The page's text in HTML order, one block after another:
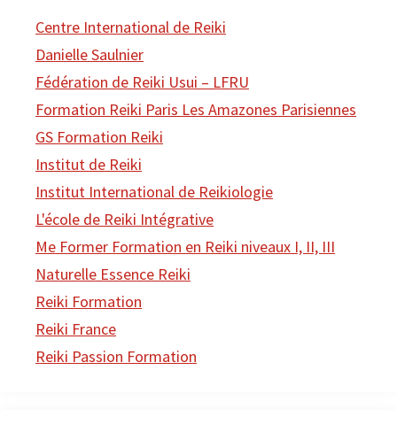
Centre International de Reiki
Danielle Saulnier
Fédération de Reiki Usui – LFRU
Formation Reiki Paris Les Amazones Parisiennes
GS Formation Reiki
Institut de Reiki
Institut International de Reikiologie
L'école de Reiki Intégrative
Me Former Formation en Reiki niveaux I, II, III
Naturelle Essence Reiki
Reiki Formation
Reiki France
Reiki Passion Formation